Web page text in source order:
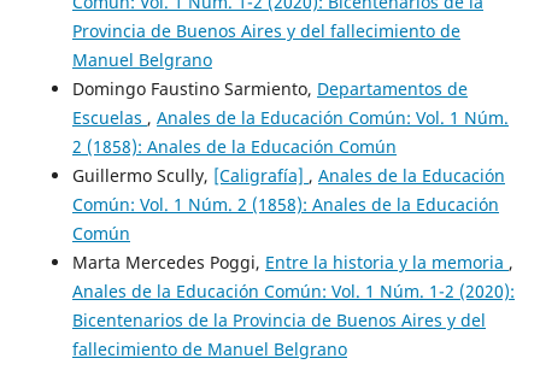
Provincia de Buenos Aires y del fallecimiento de
Manuel Belgrano
Domingo Faustino Sarmiento, Departamentos de
Escuelas , Anales de la Educación Común: Vol. 1 Núm.
2 (1858): Anales de la Educación Común
Guillermo Scully, [Caligrafía] , Anales de la Educación
Común: Vol. 1 Núm. 2 (1858): Anales de la Educación
Común
Marta Mercedes Poggi, Entre la historia y la memoria ,
Anales de la Educación Común: Vol. 1 Núm. 1-2 (2020):
Bicentenarios de la Provincia de Buenos Aires y del
fallecimiento de Manuel Belgrano